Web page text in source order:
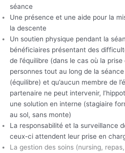
séance
Une présence et une aide pour la
la descente
Un soutien physique pendant la
bénéficiaires présentant des
de l’équilibre (dans le cas où la
personnes tout au long de la
(équilibre) et qu’aucun membre de
partenaire ne peut intervenir,
une solution en interne (stagiaire
au sol, sans monte)
La responsabilité et la surveillance
ceux-ci attendent leur prise en
La gestion des soins (nursing,